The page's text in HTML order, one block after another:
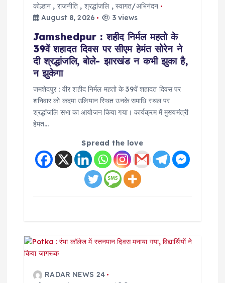
कोल्हान , राजनीति , श्रद्धांजलि, स्वागत/अभिनंदन
August 8, 2026
3 views
Jamshedpur : शहीद निर्मल महतो के
39वें शहादत दिवस पर सीएम हेमंत सोरेन ने
दी श्रद्धांजलि, बोले- झारखंड न कभी झुका है,
न झुकेगा
जमशेदपुर : वीर शहीद निर्मल महतो के 39वें शहादत दिवस पर
शनिवार को कदमा उलियान स्थित उनके समाधि स्थल पर
श्रद्धांजलि सभा का आयोजन किया गया। कार्यक्रम में मुख्यमंत्री
हेमंत…
Spread the love
RADAR NEWS 24